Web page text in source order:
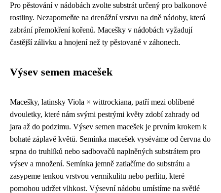
Pro pěstování v nádobách zvolte substrát určený pro balkonové
rostliny. Nezapomeňte na drenážní vrstvu na dně nádoby, která
zabrání přemokření kořenů. Macešky v nádobách vyžadují
častější zálivku a hnojení než ty pěstované v záhonech.
Výsev semen macešek
Macešky, latinsky Viola × wittrockiana, patří mezi oblíbené
dvouletky, které nám svými pestrými květy zdobí zahrady od
jara až do podzimu. Výsev semen macešek je prvním krokem k
bohaté záplavě květů. Semínka macešek vyséváme od června do
srpna do truhlíků nebo sadbovačů naplněných substrátem pro
výsev a množení. Semínka jemně zatlačíme do substrátu a
zasypeme tenkou vrstvou vermikulitu nebo perlitu, které
pomohou udržet vlhkost. Výsevní nádobu umístíme na světlé